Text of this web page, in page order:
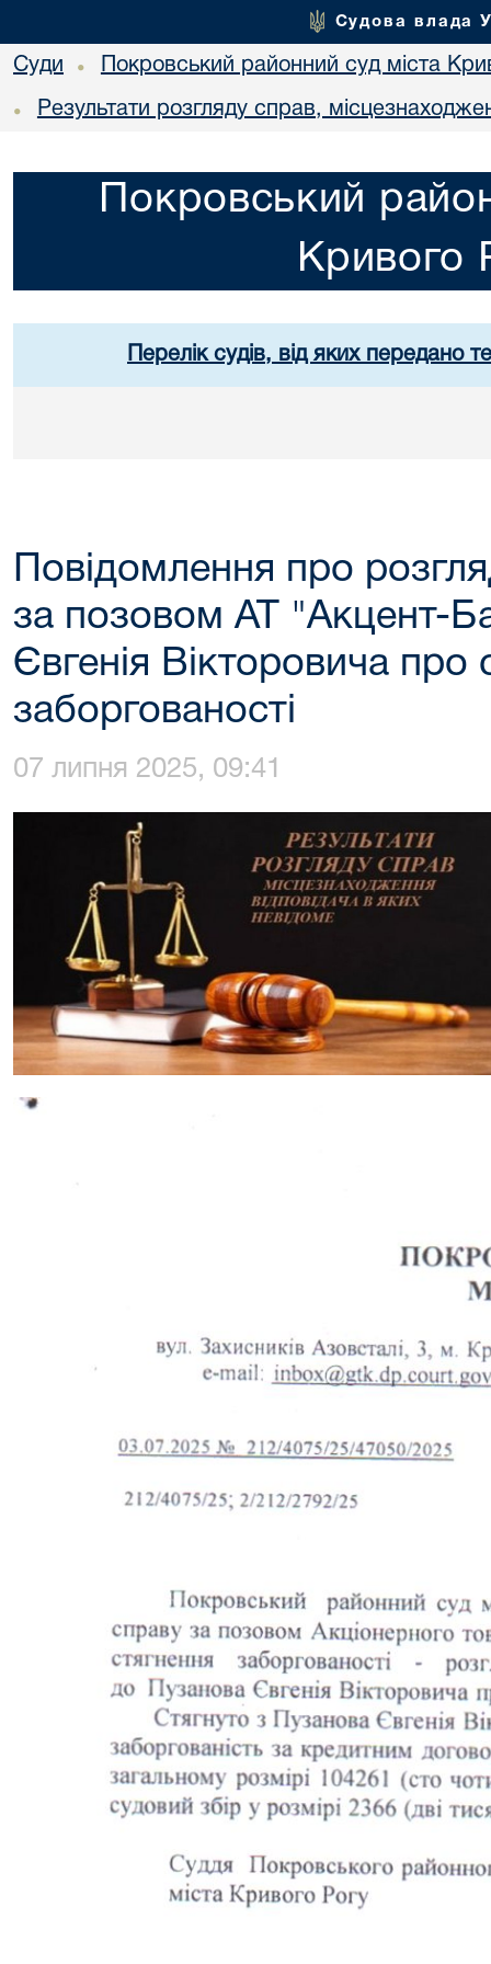
Судова влада
Суди • Покровський районний суд міста
• Результати розгляду справ,
Покровський
Кривого
Перелік судів, від яких передано
Повідомлення про
за позовом АТ "Акцент-
Євгенія Вікторовича про
заборгованості
07 липня 2025, 09:41